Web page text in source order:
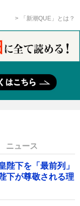
「新潮QUE」とは？
ニュース
陛下を「最前列」
下が尊敬される理